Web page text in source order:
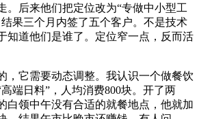
。后来他们把定位改为“专做中小型工
果三个月内签了五个客户。不是技术
知道他们是谁了。定位窄一点，反而活
，它需要动态调整。我认识一个做餐饮
端日料”，人均消费800块。开了两
白领中午没有合适的就餐地点，他就加